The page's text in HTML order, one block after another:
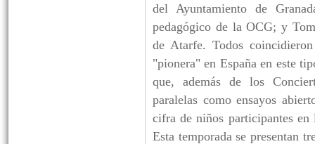
del Ayuntamiento de
pedagógico de la OCG; y
de Atarfe. Todos
"pionera" en España en este
que, además de los
paralelas como ensayos
cifra de niños participantes en
Esta temporada se presentan